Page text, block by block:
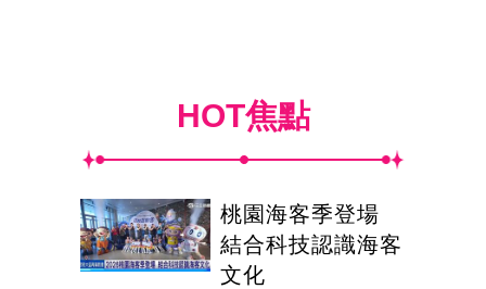
HOT焦點
桃園海客季登場
結合科技認識海客
文化